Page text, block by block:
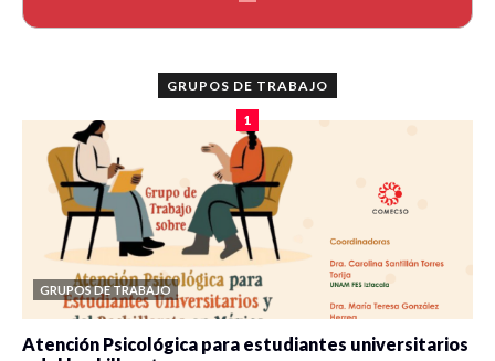
GRUPOS DE TRABAJO
1
GRUPOS DE TRABAJO
Atención Psicológica para estudiantes universitarios